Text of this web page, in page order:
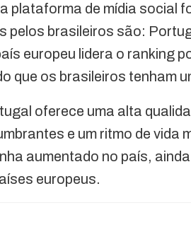
plataforma de mídia social
pelos brasileiros são:
europeu lidera o ranking
que os brasileiros tenham
oferece uma alta
e um ritmo de vida
aumentado no país,
europeus.